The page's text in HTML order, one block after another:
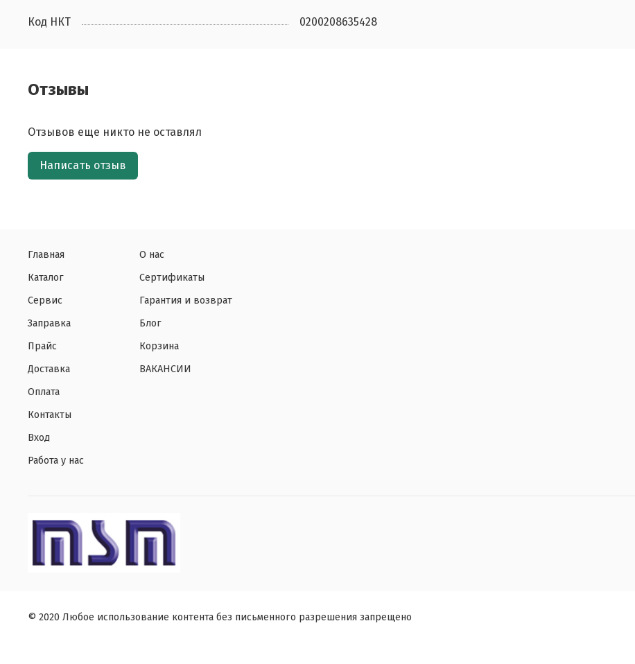
Код НКТ 0200208635428
Отзывы
Отзывов еще никто не оставлял
Написать отзыв
Главная
Каталог
Сервис
Заправка
Прайс
Доставка
Оплата
Контакты
Вход
Работа у нас
О нас
Сертификаты
Гарантия и возврат
Блог
Корзина
ВАКАНСИИ
© 2020 Любое использование контента без письменного разрешения запрещено